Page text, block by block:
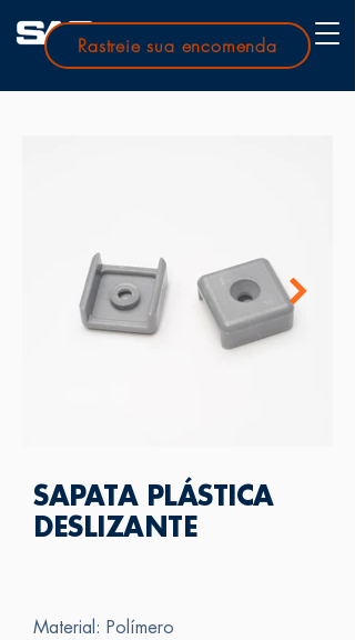
Rastreie sua encomenda
SAPATA PLÁSTICA
DESLIZANTE
Material: Polímero